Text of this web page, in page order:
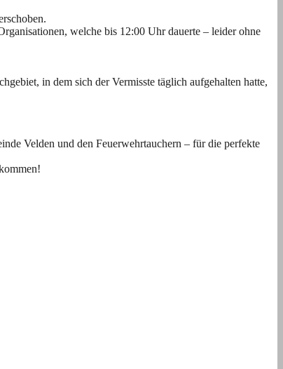
welche bis 12:00 Uhr dauerte – leider ohne
in dem sich der Vermisste täglich aufgehalten hatte,
Velden und den Feuerwehrtauchern – für die perfekte